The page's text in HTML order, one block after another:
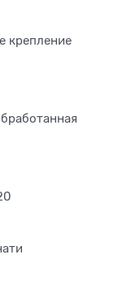
крепление